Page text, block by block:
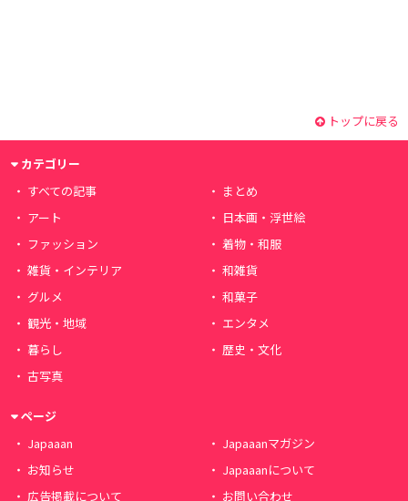
トップに戻る
カテゴリー
すべての記事
まとめ
アート
日本画・浮世絵
ファッション
着物・和服
雑貨・インテリア
和雑貨
グルメ
和菓子
観光・地域
エンタメ
暮らし
歴史・文化
古写真
ページ
Japaaan
Japaaanマガジン
お知らせ
Japaaanについて
広告掲載について
お問い合わせ